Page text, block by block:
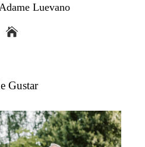
Luevano
Gustar